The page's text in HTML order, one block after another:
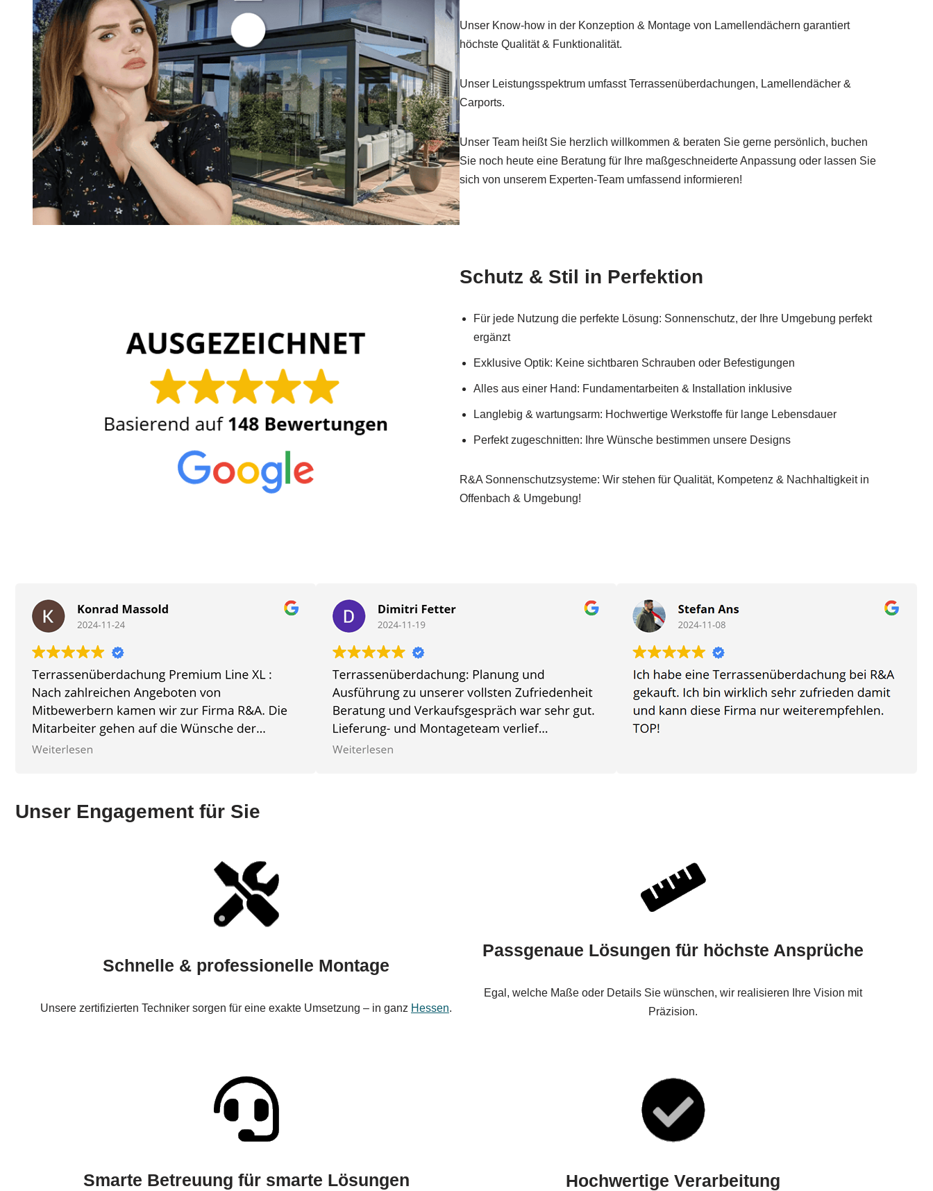
Unser Know-how in der Konzeption & Montage von Lamellendächern garantiert
höchste Qualität & Funktionalität.
Unser Leistungsspektrum umfasst Terrassenüberdachungen, Lamellendächer &
Carports.
Unser Team heißt Sie herzlich willkommen & beraten Sie gerne persönlich, buchen
Sie noch heute eine Beratung für Ihre maßgeschneiderte Anpassung oder lassen Sie
sich von unserem Experten-Team umfassend informieren!
Schutz & Stil in Perfektion
Für jede Nutzung die perfekte Lösung: Sonnenschutz, der Ihre Umgebung perfekt
ergänzt
Exklusive Optik: Keine sichtbaren Schrauben oder Befestigungen
Alles aus einer Hand: Fundamentarbeiten & Installation inklusive
Langlebig & wartungsarm: Hochwertige Werkstoffe für lange Lebensdauer
Perfekt zugeschnitten: Ihre Wünsche bestimmen unsere Designs
R&A Sonnenschutzsysteme: Wir stehen für Qualität, Kompetenz & Nachhaltigkeit in
Offenbach & Umgebung!
Unser Engagement für Sie
Schnelle & professionelle Montage
Unsere zertifizierten Techniker sorgen für eine exakte Umsetzung – in ganz Hessen.
Passgenaue Lösungen für höchste Ansprüche
Egal, welche Maße oder Details Sie wünschen, wir realisieren Ihre Vision mit
Präzision.
Smarte Betreuung für smarte Lösungen Hochwertige Verarbeitung